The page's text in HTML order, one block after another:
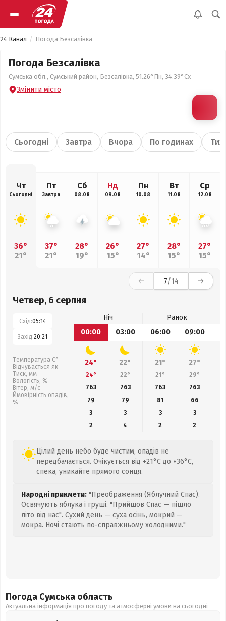
24 Канал Погода Безсалівка
Погода Безсалівка
Сумська обл., Сумський район, Безсалівка, 51.26°Пн, 34.39°Сх
Змінити місто
Сьогодні Завтра Вчора По годинах
Чт
Сьогодні
36°
21°
Пт
Завтра
37°
21°
Сб
08.08
28°
19°
Нд
09.08
26°
15°
Пн
10.08
27°
14°
Вт
11.08
28°
15°
Ср
12.08
27°
15°
7/14
Четвер, 6 серпня
Схід:05:14
Захід:20:21
Температура С°
Відчувається як
Тиск, мм
Вологість, %
Вітер, м/с
Ймовірність опадів,
%
Ніч
Ранок
00:00
03:00 06:00 09:00
24° 22° 21° 27°
24° 22° 21° 29°
763
763 763 763
79
79 81 66
3
3 3
3
2
4 2 2
Цілий день небо буде чистим, опадів не
передбачається. Очікується від +21°C до +36°C,
спека, уникайте прямого сонця.
Народні прикмети: "Преображення (Яблучний Спас).
Освячують яблука і груші. "Прийшов Спас — пішло
літо від нас". Сухий день — суха осінь, мокрий —
мокра. Ночі стають по-справжньому холодними."
Погода Сумська область
Актуальна інформація про погоду та атмосферні умови на сьогодні